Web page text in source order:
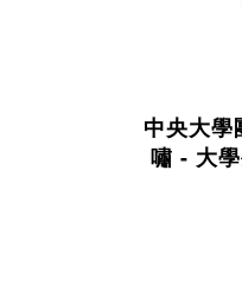
中央大學
嘯 - 大